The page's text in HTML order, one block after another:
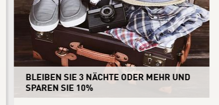
BLEIBEN SIE 3 NÄCHTE ODER MEHR UND
SPAREN SIE 10%